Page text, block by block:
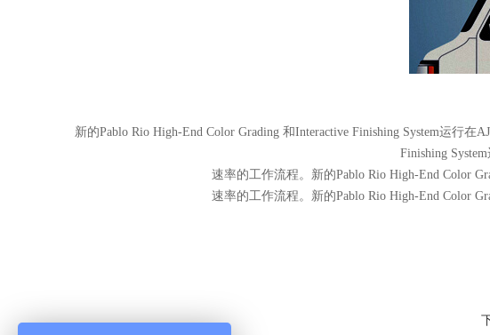
新的Pablo Rio High-End Color Grading 和Interactive Finishing System运行
Finishing
速率的工作流程。新的Pablo Rio High-End Color
速率的工作流程。新的Pablo Rio High-End Color